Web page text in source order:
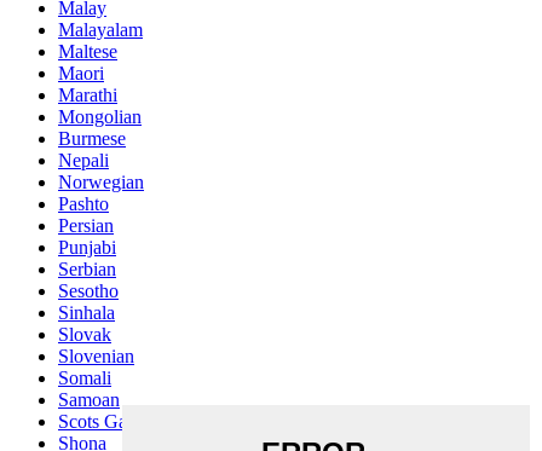
Malay
Malayalam
Maltese
Maori
Marathi
Mongolian
Burmese
Nepali
Norwegian
Pashto
Persian
Punjabi
Serbian
Sesotho
Sinhala
Slovak
Slovenian
Somali
Samoan
Scots Gaelic
Shona